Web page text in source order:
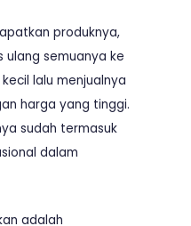
produknya,
ulang semuanya ke
lalu menjualnya
harga yang tinggi.
sudah termasuk
dalam
adalah